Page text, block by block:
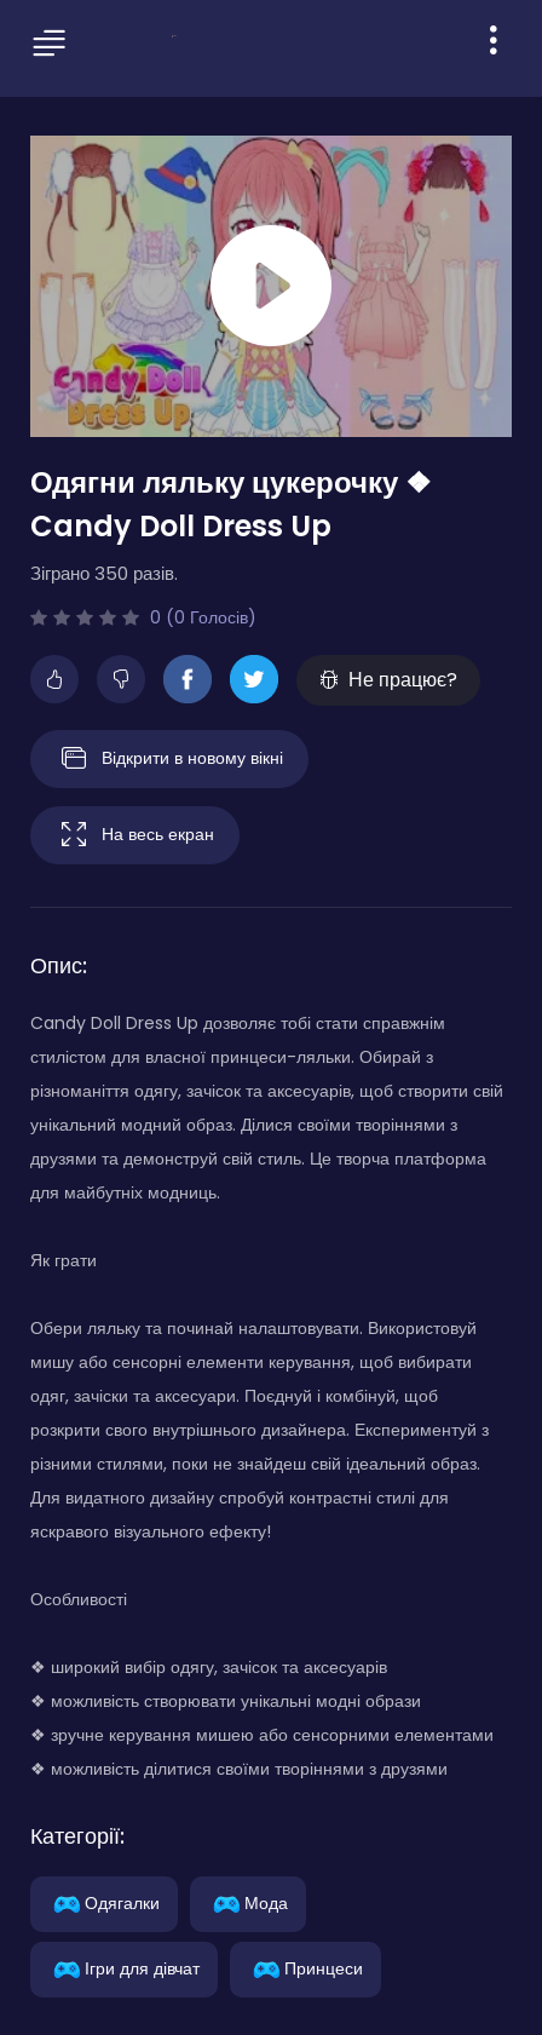
Одягни ляльку цукерочку ❖
Candy Doll Dress Up
Зіграно 350 разів.
0 (0 Голосів)
Не працює?
Відкрити в новому вікні
На весь екран
Опис:
Candy Doll Dress Up дозволяє тобі стати справжнім
стилістом для власної принцеси-ляльки. Обирай з
різноманіття одягу, зачісок та аксесуарів, щоб створити свій
унікальний модний образ. Ділися своїми творіннями з
друзями та демонструй свій стиль. Це творча платформа
для майбутніх модниць.
Як грати
Обери ляльку та починай налаштовувати. Використовуй
мишу або сенсорні елементи керування, щоб вибирати
одяг, зачіски та аксесуари. Поєднуй і комбінуй, щоб
розкрити свого внутрішнього дизайнера. Експериментуй з
різними стилями, поки не знайдеш свій ідеальний образ.
Для видатного дизайну спробуй контрастні стилі для
яскравого візуального ефекту!
Особливості
❖ широкий вибір одягу, зачісок та аксесуарів
❖ можливість створювати унікальні модні образи
❖ зручне керування мишею або сенсорними елементами
❖ можливість ділитися своїми творіннями з друзями
Категорії:
Одягалки Мода
Ігри для дівчат Принцеси